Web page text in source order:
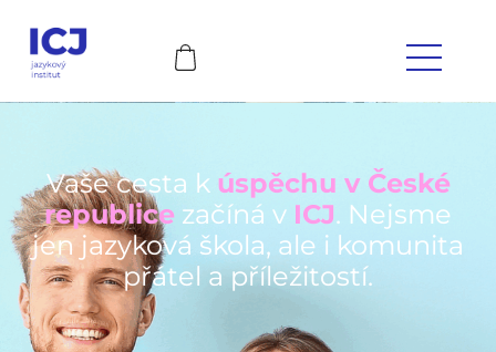
Vaše cesta k úspěchu v České
republice začíná v ICJ. Nejsme
jen jazyková škola, ale i komunita
přátel a příležitostí.